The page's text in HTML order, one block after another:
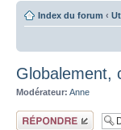
Index du forum ‹
Globalement,
Modérateur: Anne
Répondre